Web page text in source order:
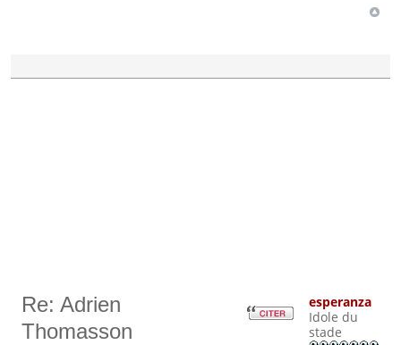
Re: Adrien
Thomasson
esperanza
Idole du
stade